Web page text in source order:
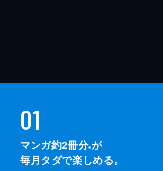
01
マンガ約2冊分※が
毎月タダで楽しめる。